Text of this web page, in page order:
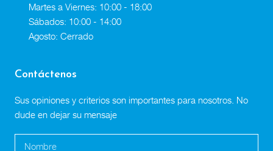
Martes a Viernes: 10:00 - 18:00
Sábados: 10:00 - 14:00
Agosto: Cerrado
Contáctenos
Sus opiniones y criterios son importantes para nosotros. No
dude en dejar su mensaje